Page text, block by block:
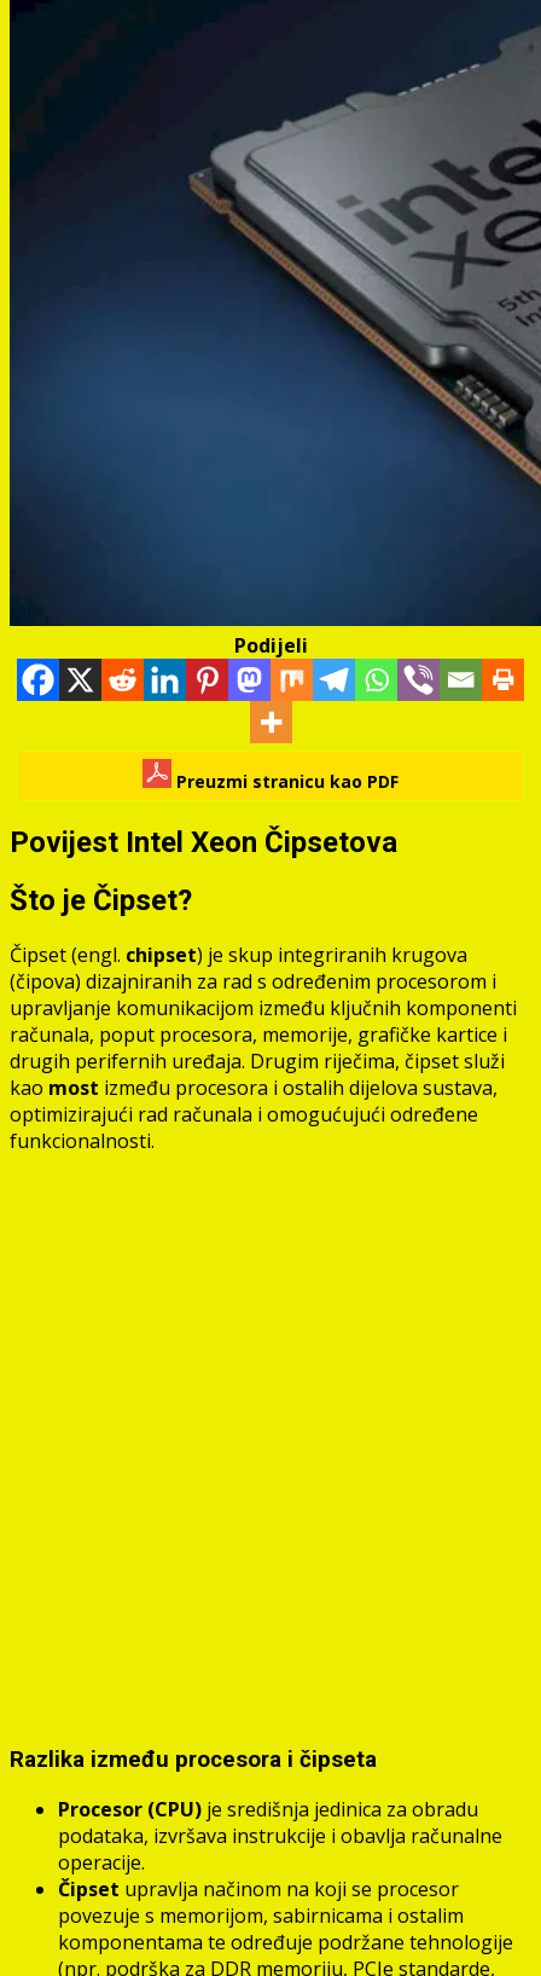
Podijeli
Preuzmi stranicu kao PDF
Povijest Intel Xeon Čipsetova
Što je Čipset?
Čipset (engl. chipset) je skup integriranih krugova
(čipova) dizajniranih za rad s određenim procesorom i
upravljanje komunikacijom između ključnih komponenti
računala, poput procesora, memorije, grafičke kartice i
drugih perifernih uređaja. Drugim riječima, čipset služi
kao most između procesora i ostalih dijelova sustava,
optimizirajući rad računala i omogućujući određene
funkcionalnosti.
Razlika između procesora i čipseta
Procesor (CPU) je središnja jedinica za obradu
podataka, izvršava instrukcije i obavlja računalne
operacije.
Čipset upravlja načinom na koji se procesor
povezuje s memorijom, sabirnicama i ostalim
komponentama te određuje podržane tehnologije
(npr. podrška za DDR memoriju, PCIe standarde,